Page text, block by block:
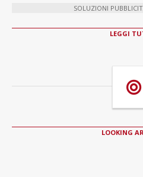
SOLUZIONI
LEGGI
LOOKING